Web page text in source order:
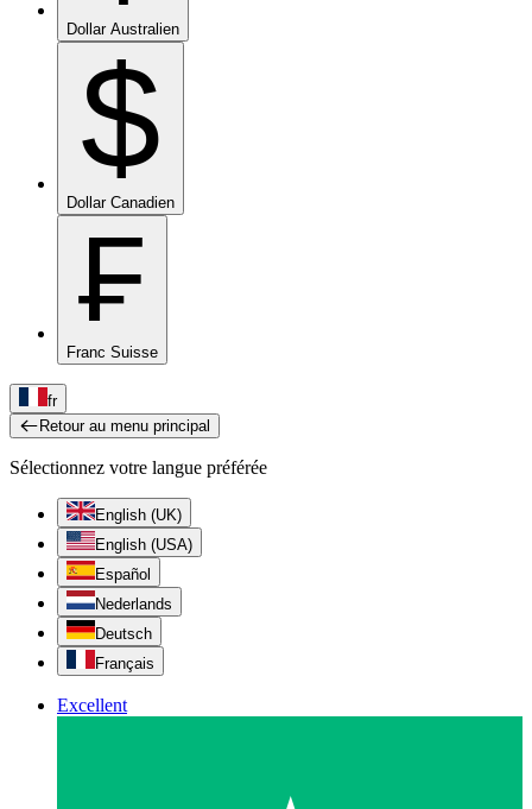
Dollar Australien
$
Dollar Canadien
₣
Franc Suisse
fr
Retour au menu principal
Sélectionnez votre langue préférée
English (UK)
English (USA)
Español
Nederlands
Deutsch
Français
Excellent